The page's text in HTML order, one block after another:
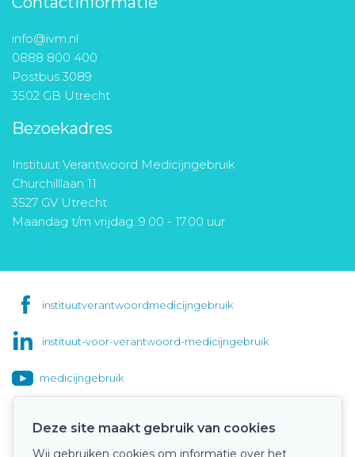
info@ivm.nl
0888 800 400
Postbus 3089
3502 GB Utrecht
Bezoekadres
Instituut Verantwoord Medicijngebruik
Churchilllaan 11
3527 GV Utrecht
Maandag t/m vrijdag: 9.00 - 17.00 uur
instituutverantwoordmedicijngebruik
instituut-voor-verantwoord-medicijngebruik
medicijngebruik
Deze site maakt gebruik van cookies
Wij gebruiken cookies om informatie over het